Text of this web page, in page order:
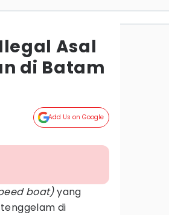
Asal
di Batam
Add Us on Google
boat)yang
di